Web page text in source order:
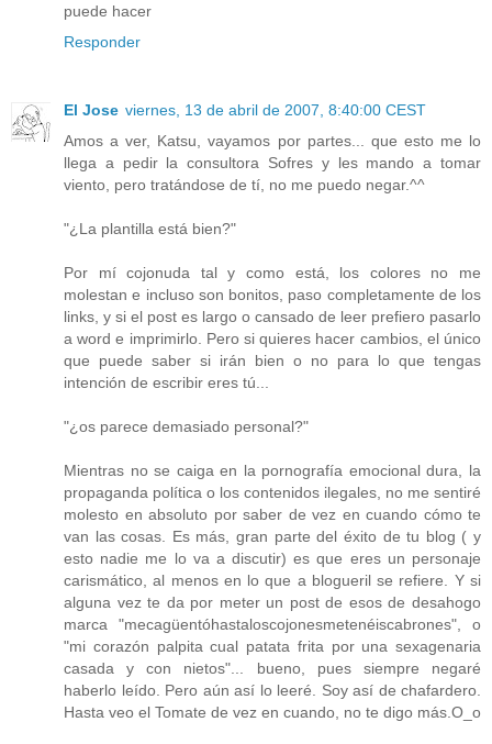
puede hacer
Responder
El Jose viernes, 13 de abril de 2007, 8:40:00 CEST
Amos a ver, Katsu, vayamos por partes... que esto me lo
llega a pedir la consultora Sofres y les mando a tomar
viento, pero tratándose de tí, no me puedo negar.^^
"¿La plantilla está bien?"
Por mí cojonuda tal y como está, los colores no me
molestan e incluso son bonitos, paso completamente de los
links, y si el post es largo o cansado de leer prefiero pasarlo
a word e imprimirlo. Pero si quieres hacer cambios, el único
que puede saber si irán bien o no para lo que tengas
intención de escribir eres tú...
"¿os parece demasiado personal?"
Mientras no se caiga en la pornografía emocional dura, la
propaganda política o los contenidos ilegales, no me sentiré
molesto en absoluto por saber de vez en cuando cómo te
van las cosas. Es más, gran parte del éxito de tu blog ( y
esto nadie me lo va a discutir) es que eres un personaje
carismático, al menos en lo que a blogueril se refiere. Y si
alguna vez te da por meter un post de esos de desahogo
marca "mecagüentóhastaloscojonesmetenéiscabrones", o
"mi corazón palpita cual patata frita por una sexagenaria
casada y con nietos"... bueno, pues siempre negaré
haberlo leído. Pero aún así lo leeré. Soy así de chafardero.
Hasta veo el Tomate de vez en cuando, no te digo más.O_o